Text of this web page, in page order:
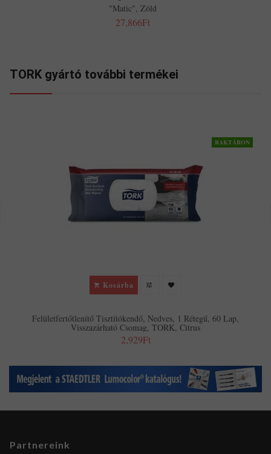
"Matic", Zöld
27,866Ft
TORK gyártó további termékei
RAKTÁRON
Kosárba
Felületfertőtlenítő Tisztítókendő, Nedves, 1 Rétegű, 60 Lap,
Visszazárható Csomag, TORK, Citrus
2,929Ft
Partnereink